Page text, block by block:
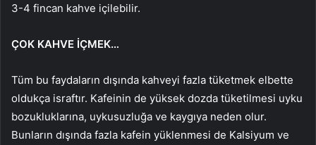
3-4 fincan kahve içilebilir.
ÇOK KAHVE İÇMEK…
Tüm bu faydaların dışında kahveyi fazla tüketmek elbette
oldukça israftır. Kafeinin de yüksek dozda tüketilmesi uyku
bozukluklarına, uykusuzluğa ve kaygıya neden olur.
Bunların dışında fazla kafein yüklenmesi de Kalsiyum ve